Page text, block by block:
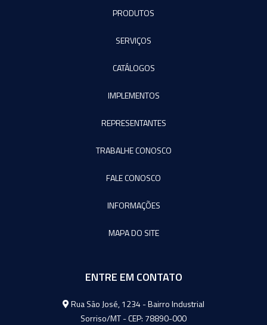
PRODUTOS
SERVIÇOS
CATÁLOGOS
IMPLEMENTOS
REPRESENTANTES
TRABALHE CONOSCO
FALE CONOSCO
INFORMAÇÕES
MAPA DO SITE
ENTRE EM CONTATO
Agromeq
Rua São José, 1234 - Bairro Industrial
Sorriso/MT - CEP: 78890-000